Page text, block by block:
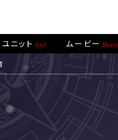
ユニット Unit ムービー Movie